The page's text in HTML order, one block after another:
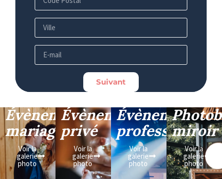
Suivant
Évènement
mariage
Voir la
galerie
photo
Évènement
privé
Voir la
galerie
photo
Évènement
professionnel
Voir la
galerie
photo
miroir
Voir la
galerie
photo